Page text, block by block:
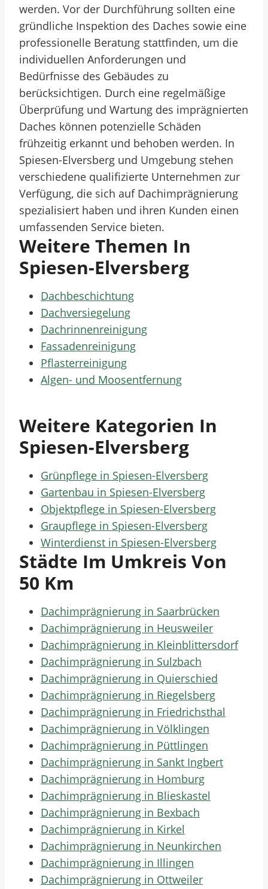
werden. Vor der Durchführung sollten eine
gründliche Inspektion des Daches sowie eine
professionelle Beratung stattfinden, um die
individuellen Anforderungen und
Bedürfnisse des Gebäudes zu
berücksichtigen. Durch eine regelmäßige
Überprüfung und Wartung des imprägnierten
Daches können potenzielle Schäden
frühzeitig erkannt und behoben werden. In
Spiesen-Elversberg und Umgebung stehen
verschiedene qualifizierte Unternehmen zur
Verfügung, die sich auf Dachimprägnierung
spezialisiert haben und ihren Kunden einen
umfassenden Service bieten.
Weitere Themen In
Spiesen-Elversberg
Dachbeschichtung
Dachversiegelung
Dachrinnenreinigung
Fassadenreinigung
Pflasterreinigung
Algen- und Moosentfernung
Weitere Kategorien In
Spiesen-Elversberg
Grünpflege in Spiesen-Elversberg
Gartenbau in Spiesen-Elversberg
Objektpflege in Spiesen-Elversberg
Graupflege in Spiesen-Elversberg
Winterdienst in Spiesen-Elversberg
Städte Im Umkreis Von
50 Km
Dachimprägnierung in Saarbrücken
Dachimprägnierung in Heusweiler
Dachimprägnierung in Kleinblittersdorf
Dachimprägnierung in Sulzbach
Dachimprägnierung in Quierschied
Dachimprägnierung in Riegelsberg
Dachimprägnierung in Friedrichsthal
Dachimprägnierung in Völklingen
Dachimprägnierung in Püttlingen
Dachimprägnierung in Sankt Ingbert
Dachimprägnierung in Homburg
Dachimprägnierung in Blieskastel
Dachimprägnierung in Bexbach
Dachimprägnierung in Kirkel
Dachimprägnierung in Neunkirchen
Dachimprägnierung in Illingen
Dachimprägnierung in Ottweiler